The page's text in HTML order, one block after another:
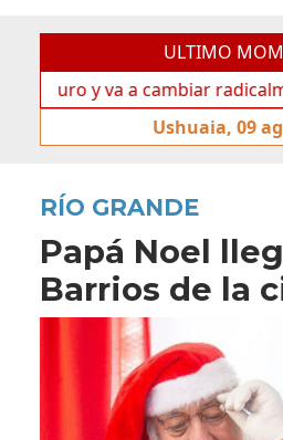
ULTIMO
y va a cambiar radicalmente
Ushuaia, 09
RÍO GRANDE
Papá Noel
Barrios de la